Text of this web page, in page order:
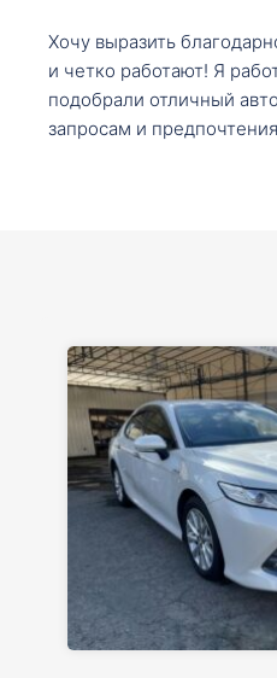
Хочу выразить
и четко работают! Я
подобрали отличный
запросам и